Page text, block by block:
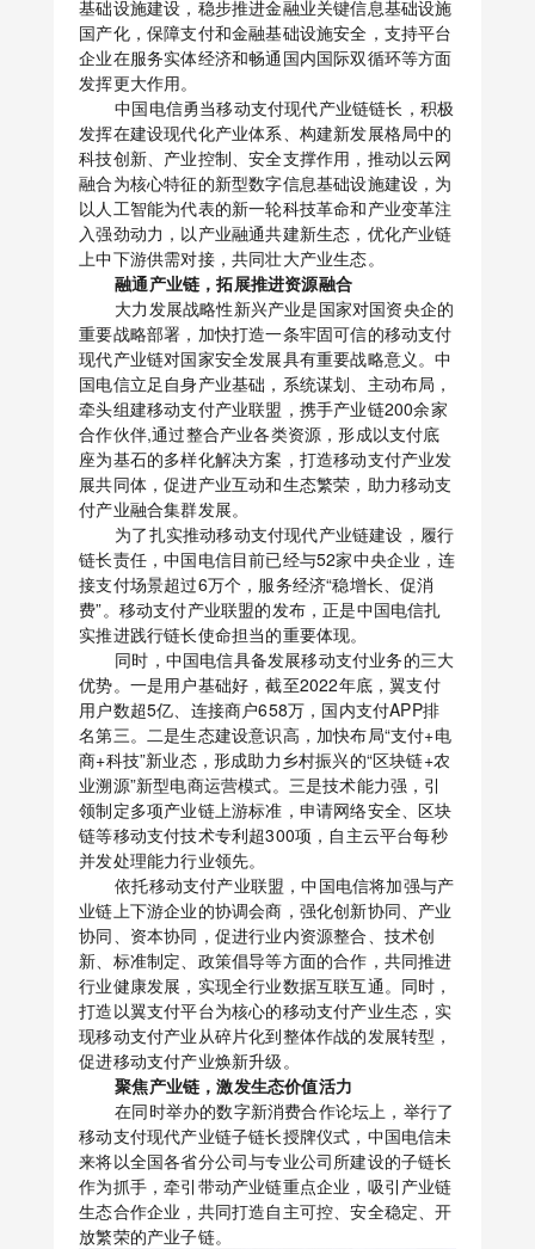
基础设施建设，稳步推进金融业关键信息基础设施
国产化，保障支付和金融基础设施安全，支持平台
企业在服务实体经济和畅通国内国际双循环等方面
发挥更大作用。
中国电信勇当移动支付现代产业链链长，积极
发挥在建设现代化产业体系、构建新发展格局中的
科技创新、产业控制、安全支撑作用，推动以云网
融合为核心特征的新型数字信息基础设施建设，为
以人工智能为代表的新一轮科技革命和产业变革注
入强劲动力，以产业融通共建新生态，优化产业链
上中下游供需对接，共同壮大产业生态。
融通产业链，拓展推进资源融合
大力发展战略性新兴产业是国家对国资央企的
重要战略部署，加快打造一条牢固可信的移动支付
现代产业链对国家安全发展具有重要战略意义。中
国电信立足自身产业基础，系统谋划、主动布局，
牵头组建移动支付产业联盟，携手产业链200余家
合作伙伴,通过整合产业各类资源，形成以支付底
座为基石的多样化解决方案，打造移动支付产业发
展共同体，促进产业互动和生态繁荣，助力移动支
付产业融合集群发展。
为了扎实推动移动支付现代产业链建设，履行
链长责任，中国电信目前已经与52家中央企业，连
接支付场景超过6万个，服务经济“稳增长、促消
费”。移动支付产业联盟的发布，正是中国电信扎
实推进践行链长使命担当的重要体现。
同时，中国电信具备发展移动支付业务的三大
优势。一是用户基础好，截至2022年底，翼支付
用户数超5亿、连接商户658万，国内支付APP排
名第三。二是生态建设意识高，加快布局“支付+电
商+科技”新业态，形成助力乡村振兴的“区块链+农
业溯源”新型电商运营模式。三是技术能力强，引
领制定多项产业链上游标准，申请网络安全、区块
链等移动支付技术专利超300项，自主云平台每秒
并发处理能力行业领先。
依托移动支付产业联盟，中国电信将加强与产
业链上下游企业的协调会商，强化创新协同、产业
协同、资本协同，促进行业内资源整合、技术创
新、标准制定、政策倡导等方面的合作，共同推进
行业健康发展，实现全行业数据互联互通。同时，
打造以翼支付平台为核心的移动支付产业生态，实
现移动支付产业从碎片化到整体作战的发展转型，
促进移动支付产业焕新升级。
聚焦产业链，激发生态价值活力
在同时举办的数字新消费合作论坛上，举行了
移动支付现代产业链子链长授牌仪式，中国电信未
来将以全国各省分公司与专业公司所建设的子链长
作为抓手，牵引带动产业链重点企业，吸引产业链
生态合作企业，共同打造自主可控、安全稳定、开
放繁荣的产业子链。